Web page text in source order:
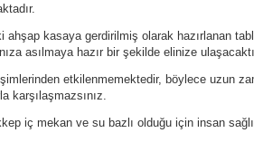
ahşap kasaya gerdirilmiş olarak hazırlanan
asılmaya hazır bir şekilde elinize
etkilenmemektedir, böylece uzun
karşılaşmazsınız.
iç mekan ve su bazlı olduğu için insan